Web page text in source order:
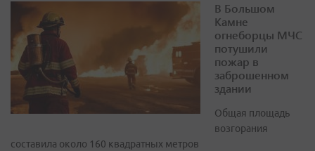
В Большом
Камне
огнеборцы МЧС
потушили
пожар в
заброшенном
здании
Общая площадь
возгорания
составила около 160 квадратных метров